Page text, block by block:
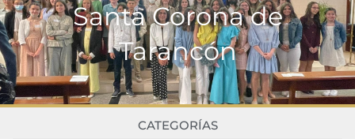
Santa Corona de
Tarancón
CATEGORÍAS